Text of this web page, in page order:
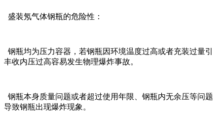
盛装氖气体钢瓶的危险性：
钢瓶均为压力容器，若钢瓶因环境温度过高或者充装过量引
丰收内压过高容易发生物理爆炸事故。
钢瓶本身质量问题或者超过使用年限、钢瓶内无余压等问题
导致钢瓶出现爆炸现象。